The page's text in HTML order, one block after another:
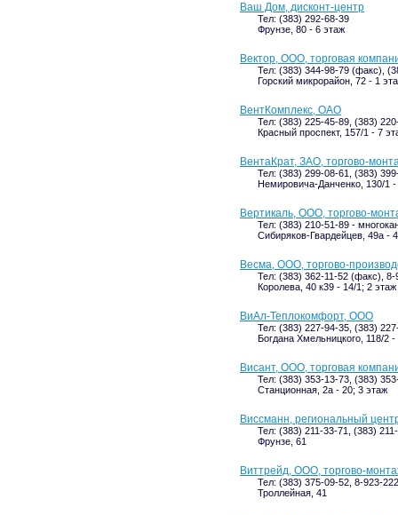
Ваш Дом, дисконт-центр
Тел: (383) 292-68-39
Фрунзе, 80 - 6 этаж
Вектор, ООО, торговая
Тел: (383) 344-98-79 (факс),
Горский микрорайон, 72 - 1
ВентКомплекс, ОАО
Тел: (383) 225-45-89, (383)
Красный проспект, 157/1 - 7
ВентаКрат, ЗАО, торгово-
Тел: (383) 299-08-61, (383)
Немировича-Данченко, 130/1 -
Вертикаль, ООО, торгово-
Тел: (383) 210-51-89 -
Сибиряков-Гвардейцев, 49а -
Весма, ООО, торгово-
Тел: (383) 362-11-52 (факс), 8-
Королева, 40 к39 - 14/1; 2 этаж
ВиАл-Теплокомфорт, ООО
Тел: (383) 227-94-35, (383)
Богдана Хмельницкого, 118/2 -
Висант, ООО, торговая
Тел: (383) 353-13-73, (383)
Станционная, 2а - 20; 3 этаж
Виссманн, региональный
Тел: (383) 211-33-71, (383)
Фрунзе, 61
Виттрейд, ООО, торгово-
Тел: (383) 375-09-52, 8-923-
Троллейная, 41